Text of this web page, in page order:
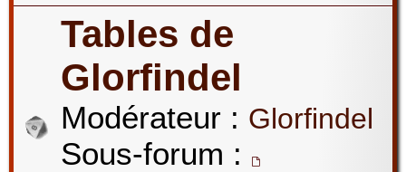
Tables de
Glorfindel
Modérateur : Glorfindel
Sous-forum :